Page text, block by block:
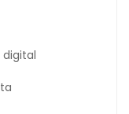
digital